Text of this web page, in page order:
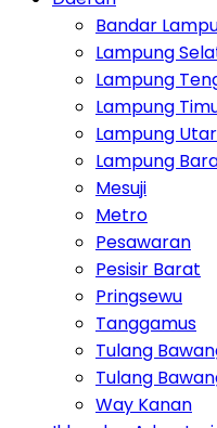
Bandar
Lampung
Lampung
Lampung
Lampung
Lampung
Mesuji
Metro
Pesawaran
Pesisir Barat
Pringsewu
Tanggamus
Tulang
Tulang
Way Kanan